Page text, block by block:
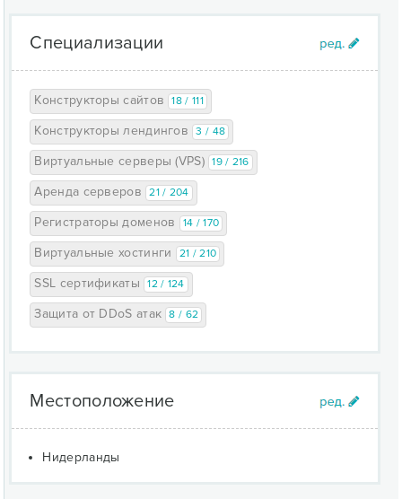
Специализации
Конструкторы сайтов 18 / 111
Конструкторы лендингов 3 / 48
Виртуальные серверы (VPS) 19 / 216
Аренда серверов 21 / 204
Регистраторы доменов 14 / 170
Виртуальные хостинги 21 / 210
SSL сертификаты 12 / 124
Защита от DDoS атак 8 / 62
Местоположение
Нидерланды